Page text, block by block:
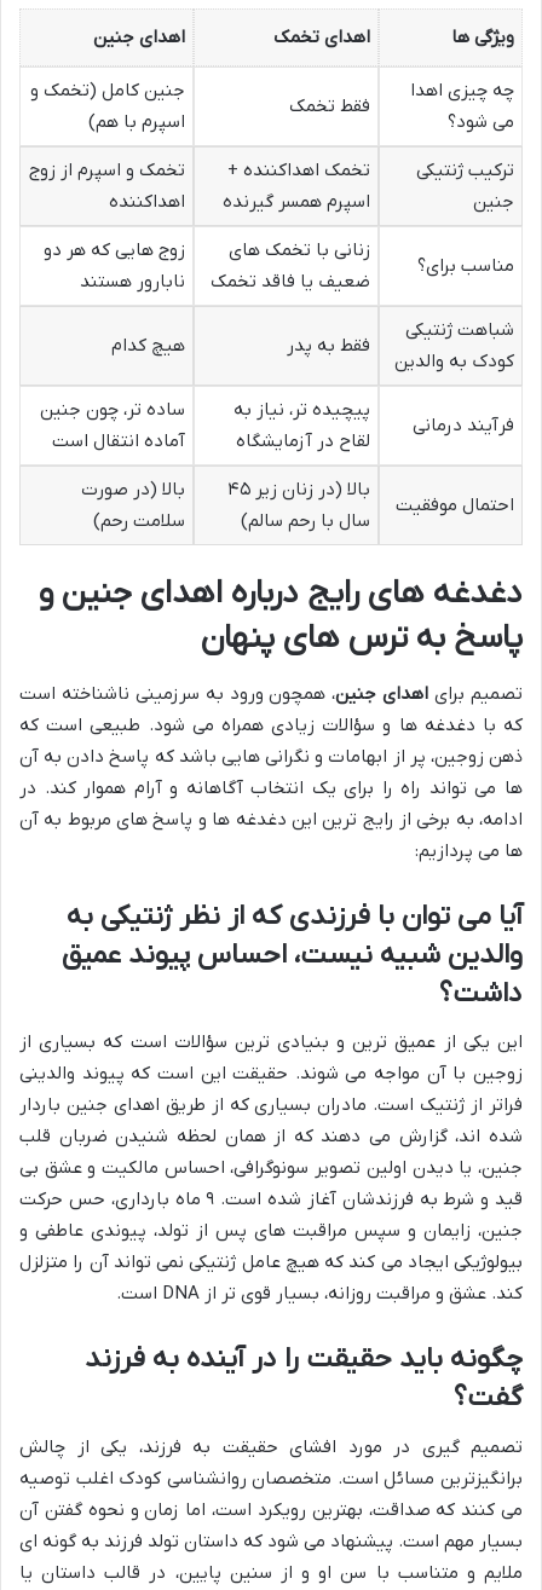
ویژگی ها اهدای تخمک اهدای جنین
چه چیزی اهدا
می شود؟
فقط تخمک
جنین کامل (تخمک و
اسپرم با هم)
ترکیب ژنتیکی
جنین
تخمک اهداکننده +
اسپرم همسر گیرنده
تخمک و اسپرم از زوج
اهداکننده
مناسب برای؟
زنانی با تخمک های
ضعیف یا فاقد تخمک
زوج هایی که هر دو
نابارور هستند
شباهت ژنتیکی
کودک به والدین
فقط به پدر هیچ کدام
فرآیند درمانی
پیچیده تر، نیاز به
لقاح در آزمایشگاه
ساده تر، چون جنین
آماده انتقال است
احتمال موفقیت
بالا (در زنان زیر ۴۵
سال با رحم سالم)
بالا (در صورت
سلامت رحم)
دغدغه های رایج درباره اهدای جنین و
پاسخ به ترس های پنهان
تصمیم برای اهدای جنین، همچون ورود به سرزمینی ناشناخته است
که با دغدغه ها و سؤالات زیادی همراه می شود. طبیعی است که
ذهن زوجین، پر از ابهامات و نگرانی هایی باشد که پاسخ دادن به آن
ها می تواند راه را برای یک انتخاب آگاهانه و آرام هموار کند. در
ادامه، به برخی از رایج ترین این دغدغه ها و پاسخ های مربوط به آن
ها می پردازیم:
آیا می توان با فرزندی که از نظر ژنتیکی به
والدین شبیه نیست، احساس پیوند عمیق
داشت؟
این یکی از عمیق ترین و بنیادی ترین سؤالات است که بسیاری از
زوجین با آن مواجه می شوند. حقیقت این است که پیوند والدینی
فراتر از ژنتیک است. مادران بسیاری که از طریق اهدای جنین باردار
شده اند، گزارش می دهند که از همان لحظه شنیدن ضربان قلب
جنین، یا دیدن اولین تصویر سونوگرافی، احساس مالکیت و عشق بی
قید و شرط به فرزندشان آغاز شده است. ۹ ماه بارداری، حس حرکت
جنین، زایمان و سپس مراقبت های پس از تولد، پیوندی عاطفی و
بیولوژیکی ایجاد می کند که هیچ عامل ژنتیکی نمی تواند آن را متزلزل
کند. عشق و مراقبت روزانه، بسیار قوی تر از DNA است.
چگونه باید حقیقت را در آینده به فرزند
گفت؟
تصمیم گیری در مورد افشای حقیقت به فرزند، یکی از چالش
برانگیزترین مسائل است. متخصصان روانشناسی کودک اغلب توصیه
می کنند که صداقت، بهترین رویکرد است، اما زمان و نحوه گفتن آن
بسیار مهم است. پیشنهاد می شود که داستان تولد فرزند به گونه ای
ملایم و متناسب با سن او و از سنین پایین، در قالب داستان یا